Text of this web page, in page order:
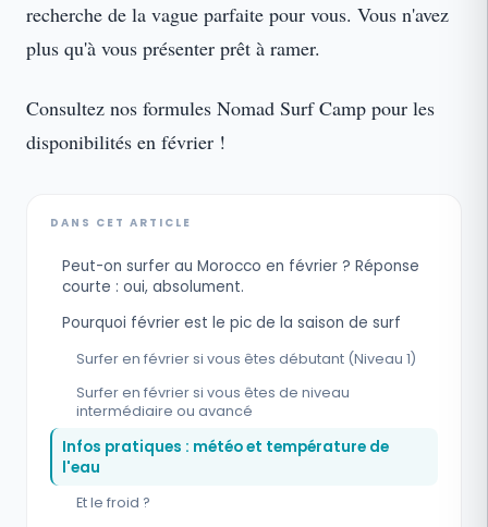
recherche de la vague parfaite pour vous. Vous n'avez
plus qu'à vous présenter prêt à ramer.
Consultez nos formules Nomad Surf Camp pour les
disponibilités en février !
DANS CET ARTICLE
Peut-on surfer au Morocco en février ? Réponse
courte : oui, absolument.
Pourquoi février est le pic de la saison de surf
Surfer en février si vous êtes débutant (Niveau 1)
Surfer en février si vous êtes de niveau
intermédiaire ou avancé
Infos pratiques : météo et température de
l'eau
Et le froid ?